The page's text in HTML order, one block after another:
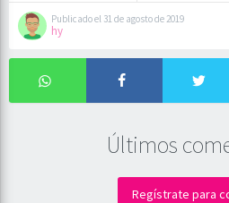
Publicado el 31 de agosto de 2019
hy
Últimos
Regístrate para